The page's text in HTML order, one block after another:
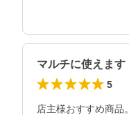
マルチに使えます
5
店主様おすすめ商品。